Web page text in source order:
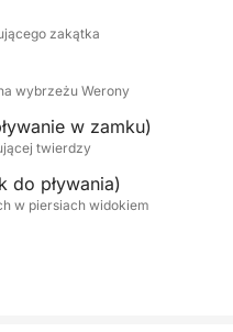
z win i przyjaznej
niezapomnianą kąpiel
zamkiem
okazją do
jeziora. Na
orzeźwiającą
jej stromymi klifami i
widokami.
zakątka
wybrzeżu Werony
w zamku)
twierdzy
do pływania)
w piersiach widokiem